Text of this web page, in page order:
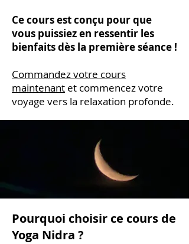
Ce cours est conçu pour que
vous puissiez en ressentir les
bienfaits dès la première séance !
Commandez votre cours
maintenant et commencez votre
voyage vers la relaxation profonde.
Pourquoi choisir ce cours de
Yoga Nidra ?